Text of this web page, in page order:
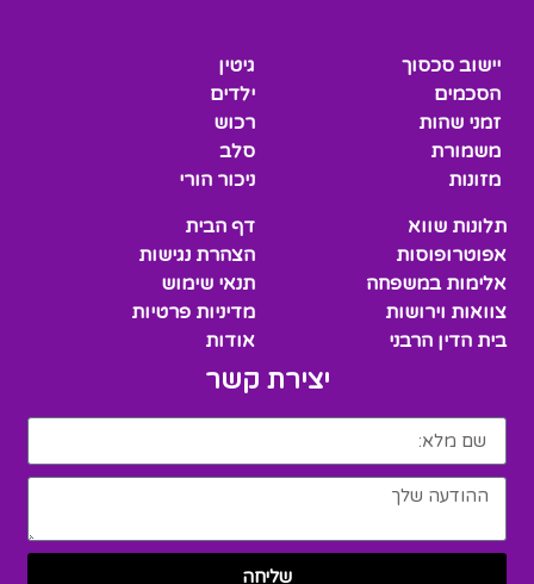
יישוב סכסוך
הסכמים
זמני שהות
משמורת
מזונות
גיטין
ילדים
רכוש
סלב
ניכור הורי
תלונות שווא
אפוטרופוסות
אלימות במשפחה
צוואות וירושות
בית הדין הרבני
דף הבית
הצהרת נגישות
תנאי שימוש
מדיניות פרטיות
אודות
יצירת קשר
שליחה